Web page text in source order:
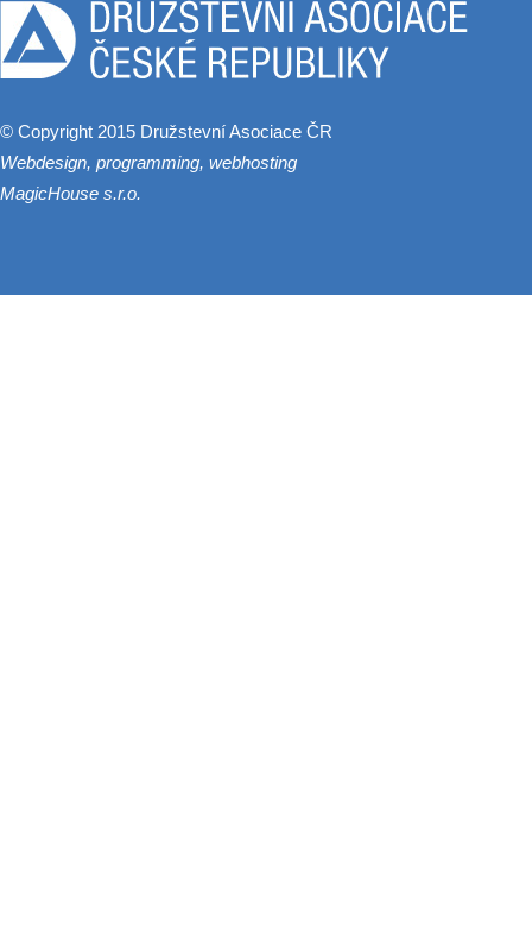
© Copyright 2015 Družstevní Asociace ČR
Webdesign, programming, webhosting
MagicHouse s.r.o.